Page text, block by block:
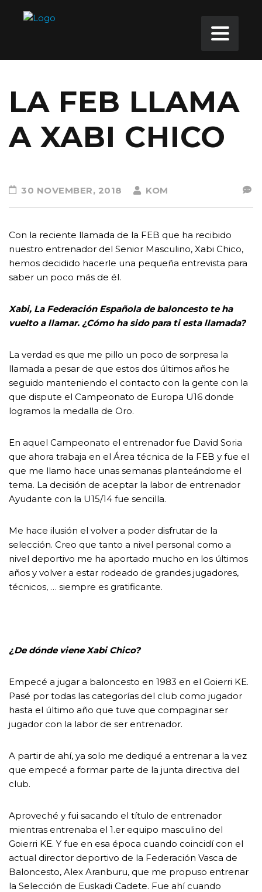
LA FEB LLAMA
A XABI CHICO
30 NOVEMBER, 2018 KOM
Con la reciente llamada de la FEB que ha recibido
nuestro entrenador del Senior Masculino, Xabi Chico,
hemos decidido hacerle una pequeña entrevista para
saber un poco más de él.
Xabi, La Federación Española de baloncesto te ha
vuelto a llamar. ¿Cómo ha sido para ti esta llamada?
La verdad es que me pillo un poco de sorpresa la
llamada a pesar de que estos dos últimos años he
seguido manteniendo el contacto con la gente con la
que dispute el Campeonato de Europa U16 donde
logramos la medalla de Oro.
En aquel Campeonato el entrenador fue David Soria
que ahora trabaja en el Área técnica de la FEB y fue el
que me llamo hace unas semanas planteándome el
tema. La decisión de aceptar la labor de entrenador
Ayudante con la U15/14 fue sencilla.
Me hace ilusión el volver a poder disfrutar de la
selección. Creo que tanto a nivel personal como a
nivel deportivo me ha aportado mucho en los últimos
años y volver a estar rodeado de grandes jugadores,
técnicos, … siempre es gratificante.
¿De dónde viene Xabi Chico?
Empecé a jugar a baloncesto en 1983 en el Goierri KE.
Pasé por todas las categorías del club como jugador
hasta el último año que tuve que compaginar ser
jugador con la labor de ser entrenador.
A partir de ahí, ya solo me dediqué a entrenar a la vez
que empecé a formar parte de la junta directiva del
club.
Aproveché y fui sacando el título de entrenador
mientras entrenaba el 1.er equipo masculino del
Goierri KE. Y fue en esa época cuando coincidí con el
actual director deportivo de la Federación Vasca de
Baloncesto, Alex Aranburu, que me propuso entrenar
la Selección de Euskadi Cadete. Fue ahí cuando